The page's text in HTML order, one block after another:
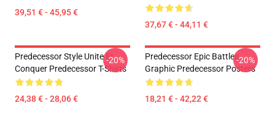
39,51 € - 45,95 €
37,67 € - 44,11 €
Predecessor Style Unite Et
Conquer Predecessor T-Shirts
24,38 € - 28,06 €
-20%
Predecessor Epic Battles
Graphic Predecessor Posters
18,21 € - 42,22 €
-20%